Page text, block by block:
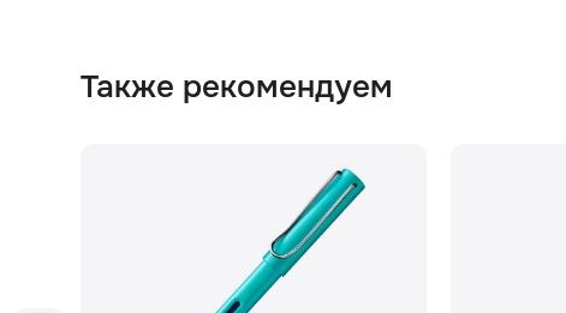
Также рекомендуем